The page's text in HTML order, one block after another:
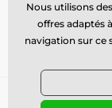
© 2026
Nous utilisons
offres adaptés
navigation sur ce